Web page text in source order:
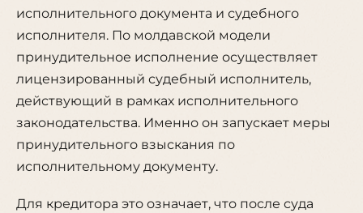
исполнительного документа и судебного
исполнителя. По молдавской модели
принудительное исполнение осуществляет
лицензированный судебный исполнитель,
действующий в рамках исполнительного
законодательства. Именно он запускает меры
принудительного взыскания по
исполнительному документу.
Для кредитора это означает, что после суда